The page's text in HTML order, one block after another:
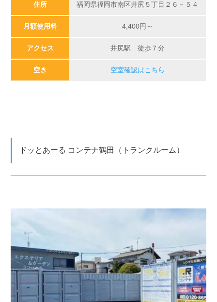
住所 福岡県福岡市南区井尻５丁目２６－５４
月額使用料 4,400円～
アクセス 井尻駅 徒歩７分
空き 空室確認はこちら
ドッとあーる コンテナ鶴田（トランクルーム）